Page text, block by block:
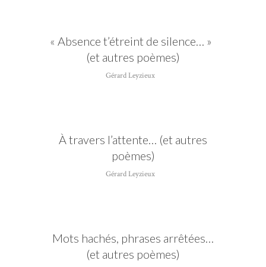
CATÉGORIE
Gérard Leyzieux
« Absence t’étreint de silence… »
(et autres poèmes)
Gérard Leyzieux
À travers l’attente… (et autres
poèmes)
Gérard Leyzieux
Mots hachés, phrases arrêtées…
(et autres poèmes)